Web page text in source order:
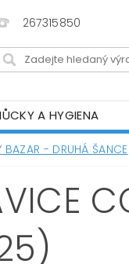
267315850
A HYGIENA
BAZAR - DRUHÁ ŠANCE